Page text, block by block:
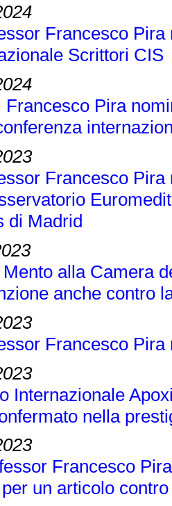
Francesco
Scrittori CIS
Francesco Pira
Francesco
di Madrid
Mento alla Camera
anche contro
Francesco
Internazionale
nella
Francesco
un articolo